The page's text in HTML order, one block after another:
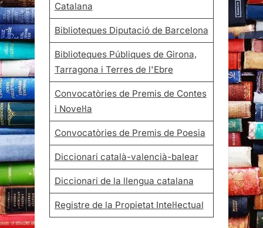
Catalana
Biblioteques Diputació de Barcelona
Biblioteques Públiques de Girona,
Tarragona i Terres de l'Ebre
Convocatòries de Premis de Contes
i Novel·la
Convocatòries de Premis de Poesia
Diccionari català-valencià-balear
Diccionari de la llengua catalana
Registre de la Propietat Intel·lectual